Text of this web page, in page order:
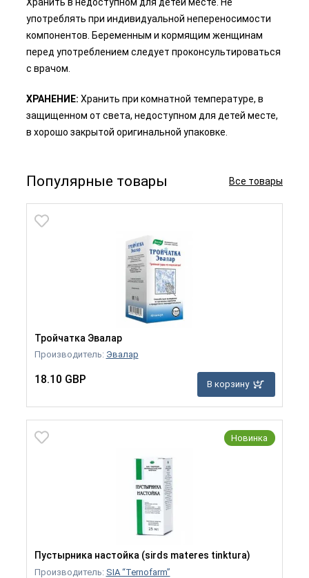
употреблять при индивидуальной непереносимости
компонентов. Беременным и кормящим женщинам
перед употреблением следует проконсультироваться
с врачом.
ХРАНЕНИЕ: Хранить при комнатной температуре, в
защищенном от света, недоступном для детей месте,
в хорошо закрытой оригинальной упаковке.
Популярные товары Все товары
Тройчатка Эвалар
Производитель: Эвалар
18.10 GBP В корзину
Новинка
Пустырника настойка (sirds materes tinktura)
Производитель: SIA “Ternofarm”